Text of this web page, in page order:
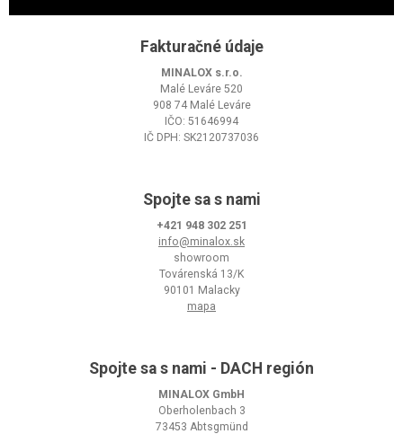
Fakturačné údaje
MINALOX s.r.o.
Malé Leváre 520
908 74 Malé Leváre
IČO: 51646994
IČ DPH: SK2120737036
Spojte sa s nami
+421 948 302 251
info@minalox.sk
showroom
Továrenská 13/K
90101 Malacky
mapa
Spojte sa s nami - DACH región
MINALOX GmbH
Oberholenbach 3
73453 Abtsgmünd